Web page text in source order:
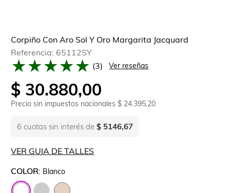
Corpiño Con Aro Sol Y Oro Margarita Jacquard
Referencia: 65112SY
★★★★★ (3) Ver reseñas
$ 30.880,00
Precio sin impuestos nacionales$ 24.395,20
6 cuotas sin interés de $ 5146,67
VER GUIA DE TALLES
COLOR: Blanco